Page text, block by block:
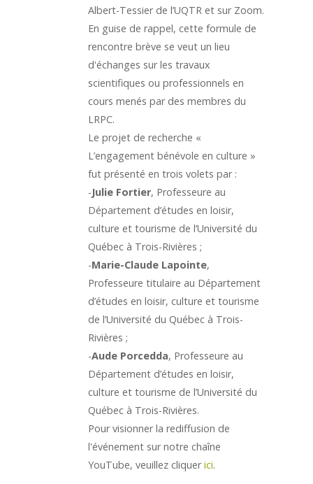
Albert-Tessier de l’UQTR et sur Zoom.
En guise de rappel, cette formule de
rencontre brève se veut un lieu
d'échanges sur les travaux
scientifiques ou professionnels en
cours menés par des membres du
LRPC.
Le projet de recherche «
L’engagement bénévole en culture »
fut présenté en trois volets par :
-Julie Fortier, Professeure au
Département d’études en loisir,
culture et tourisme de l’Université du
Québec à Trois-Rivières ;
-Marie-Claude Lapointe,
Professeure titulaire au Département
d’études en loisir, culture et tourisme
de l’Université du Québec à Trois-
Rivières ;
-Aude Porcedda, Professeure au
Département d’études en loisir,
culture et tourisme de l’Université du
Québec à Trois-Rivières.
Pour visionnerla rediffusion de
l'événement sur notre chaîne
YouTube, veuillez cliquerici.